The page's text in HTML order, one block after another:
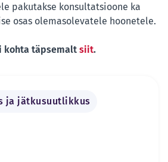
pakutakse konsultatsioone ka
osas olemasolevatele hoonetele.
kohta täpsemalt siit.
ja jätkusuutlikkus